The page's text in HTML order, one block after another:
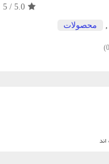
5.0
/
5
محصولات